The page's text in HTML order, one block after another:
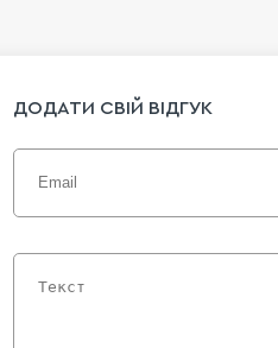
ДОДАТИ СВІЙ ВІДГУК